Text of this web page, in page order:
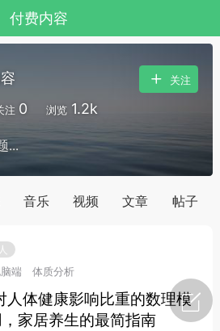
付费内容
的中医人！
注 0 浏览 1.2k
关注
...
音乐 视频 文章 帖子
端 体质分析
人体健康影响比重的数理模
家居养生的最简指南